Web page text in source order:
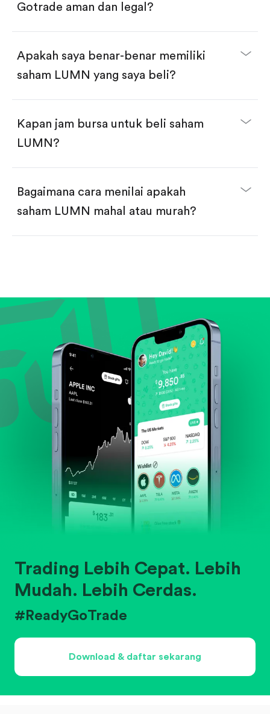
Swipe up untuk konfirmasi order, pembelian
Gotrade aman dan legal?
Apakah saya benar-benar memiliki
saham LUMN yang saya beli?
Kapan jam bursa untuk beli saham
LUMN?
Bagaimana cara menilai apakah
saham LUMN mahal atau murah?
Lihat pertumbuhan pendapatan & laba.
Cek margin dan arus kas.
Evaluasi prospek bisnis dan posisi perusahaan di
industrinya.
Trading Lebih Cepat. Lebih
Mudah. Lebih Cerdas.
#ReadyGoTrade
Download & daftar sekarang